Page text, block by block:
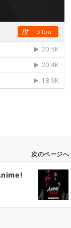
次のページへ